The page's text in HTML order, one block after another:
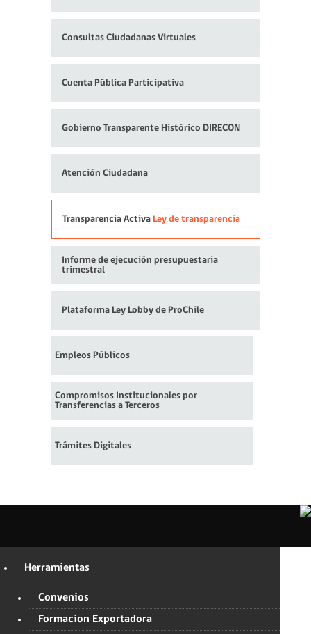
Consultas Ciudadanas Virtuales
Cuenta Pública Participativa
Gobierno Transparente Histórico DIRECON
Atención Ciudadana
Transparencia Activa Ley de transparencia
Informe de ejecución presupuestaria
trimestral
Plataforma Ley Lobby de ProChile
Empleos Públicos
Compromisos Institucionales por
Transferencias a Terceros
Trámites Digitales
Herramientas
Convenios
Formacion Exportadora